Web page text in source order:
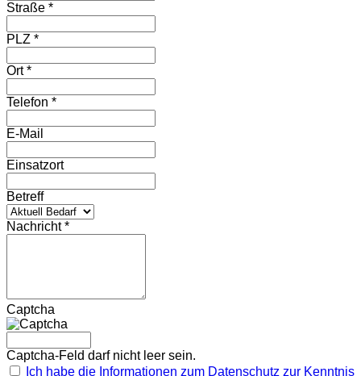
Straße *
PLZ *
Ort *
Telefon *
E-Mail
Einsatzort
Betreff
Nachricht *
Captcha
Captcha-Feld darf nicht leer sein.
Ich habe die Informationen zum Datenschutz zur Kenntnis